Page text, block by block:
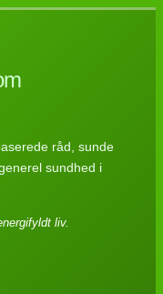
råd, sunde
sundhed i
liv.